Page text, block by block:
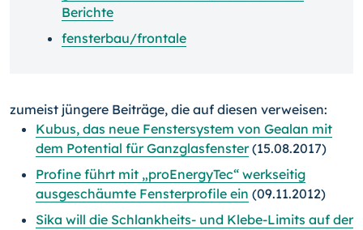
Berichte
fensterbau/frontale
zumeist jüngere Beiträge, die auf diesen verweisen:
Kubus, das neue Fenstersystem von Gealan mit
dem Potential für Ganzglasfenster(15.08.2017)
Profine führt mit „proEnergyTec“ werkseitig
ausgeschäumte Fensterprofile ein (09.11.2012)
Sika will die Schlankheits- und Klebe-Limits auf der